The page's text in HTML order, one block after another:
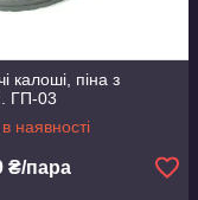
калоші, піна з
ГП-03
наявності
₴/пара